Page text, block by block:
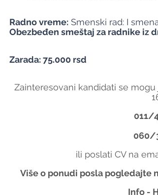
Radno vreme: Smenski rad: I
Obezbeđen smeštaj za radnike iz
Zarada: 75.000 rsd
Zainteresovani kandidati se
011/
060/
ili poslati CV na
Više o ponudi posla pogledajte
Info -